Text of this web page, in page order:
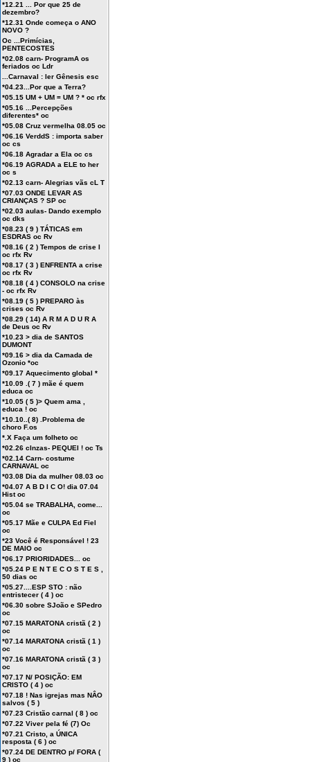
*12.21 ... Por que 25 de
dezembro?
*12.31 Onde começa o ANO
NOVO ?
Oc ...Primícias,
PENTECOSTES
*02.08 carn- ProgramA os
feriados oc Ldr
...Carnaval : ler Gênesis esc
*04.23...Por que a Terra?
*05.15 UM + UM = UM ? * oc rfx
*05.16 ...Percepções
diferentes* oc
*05.08 Cruz vermelha 08.05 oc
*06.16 VerddS : importa saber
oc cs
*06.18 Agradar a Ela oc cs
*06.19 AGRADA a ELE to her
oc s
*02.13 carn- Alegrias vãs cL T
*07.03 ONDE LEVAR AS
CRIANÇAS ? SP oc
*02.03 aulas- Dando exemplo
oc dks
*08.23 ( 9 ) TÁTICAS em
ESDRAS oc Rv
*08.16 ( 2 ) Tempos de crise I
oc rfx Rv
*08.17 ( 3 ) ENFRENTA a crise
oc rfx Rv
*08.18 ( 4 ) CONSOLO na crise
- oc rfx Rv
*08.19 ( 5 ) PREPARO às
crises oc Rv
*08.29 ( 14) A R M A D U R A
de Deus oc Rv
*10.23 > dia de SANTOS
DUMONT
*09.16 > dia da Camada de
Ozonio *oc
*09.17 Aquecimento global *
*10.09 .( 7 ) mãe é quem
educa oc
*10.05 ( 5 )> Quem ama ,
educa ! oc
*10.10..( 8) .Problema de
choro F.os
*.X Faça um folheto oc
*02.26 cInzas- PEQUEI ! oc Ts
*02.14 Carn- costume
CARNAVAL oc
*03.08 Dia da mulher 08.03 oc
*04.07 A B D I C O! dia 07.04
Hist oc
*05.04 se TRABALHA, come...
oc
*05.17 Mãe e CULPA Ed Fiel
oc
*23 Você é Responsável ! 23
DE MAIO oc
*06.17 PRIORIDADES... oc
*05.24 P E N T E C O S T E S ,
50 dias oc
*05.27....ESP STO : não
entristecer ( 4 ) oc
*06.30 sobre SJoão e SPedro
oc
*07.15 MARATONA cristã ( 2 )
oc
*07.14 MARATONA cristã ( 1 )
oc
*07.16 MARATONA cristã ( 3 )
oc
*07.17 N/ POSIÇÃO: EM
CRISTO ( 4 ) oc
*07.18 ! Nas igrejas mas NÂO
salvos ( 5 )
*07.23 Cristão carnal ( 8 ) oc
*07.22 Viver pela fé (7) Oc
*07.21 Cristo, a ÚNICA
resposta ( 6 ) oc
*07.24 DE DENTRO p/ FORA (
9 ) oc